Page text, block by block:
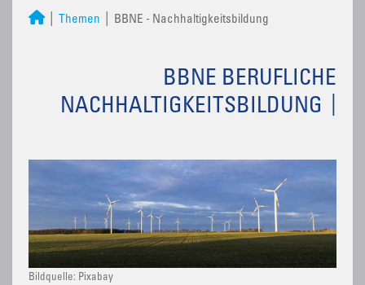
Themen BBNE - Nachhaltigkeitsbildung
BBNE BERUFLICHE
NACHHALTIGKEITSBILDUNG
Bildquelle: Pixabay